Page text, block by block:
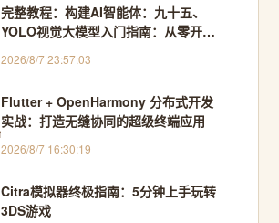
完整教程：构建AI智能体：九十五、
YOLO视觉大模型入门指南：从零开始
2026/8/7 23:57:03
Flutter + OpenHarmony 分布式开发
实战：打造无缝协同的超级终端应用
2026/8/7 16:30:19
Citra模拟器终极指南：5分钟上手玩转
3DS游戏